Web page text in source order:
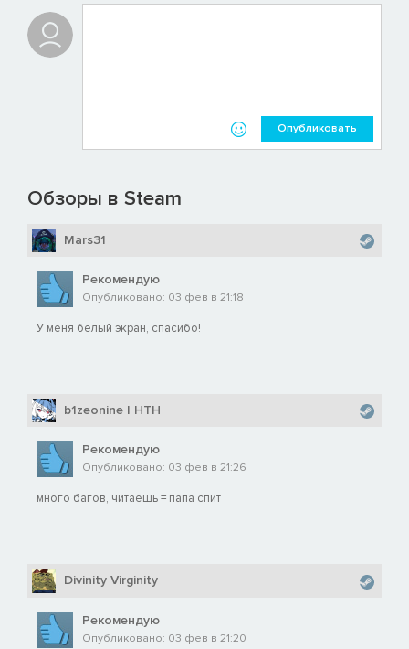
Опубликовать
Обзоры в Steam
Mars31
Рекомендую
Опубликовано: 03 фев в 21:18
У меня белый экран, спасибо!
b1zeonine | HTH
Рекомендую
Опубликовано: 03 фев в 21:26
много багов, читаешь = папа спит
Divinity Virginity
Рекомендую
Опубликовано: 03 фев в 21:20